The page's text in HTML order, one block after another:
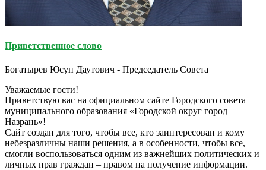
Приветственное слово
Богатырев Юсуп Даутович - Председатель Совета
Уважаемые гости!
Приветствую вас на официальном сайте Городского совета
муниципального образования «Городской округ город
Назрань»!
Сайт создан для того, чтобы все, кто заинтересован и кому
небезразличны наши решения, а в особенности, чтобы все,
смогли воспользоваться одним из важнейших политических и
личных прав граждан – правом на получение информации.